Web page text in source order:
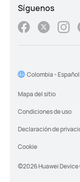
Síguenos
©2026 Huawei Device
Mapa del sitio
Condiciones de uso
Declaración de
Cookie
Colombia - Español